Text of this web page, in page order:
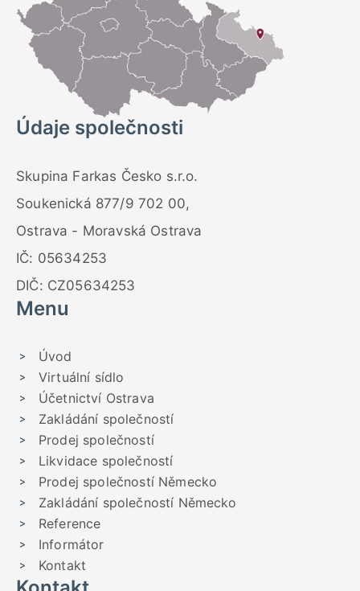
Údaje společnosti
Skupina Farkas Česko s.r.o.
Soukenická 877/9 702 00,
Ostrava - Moravská Ostrava
IČ: 05634253
DIČ: CZ05634253
Menu
Úvod
Virtuální sídlo
Účetnictví Ostrava
Zakládání společností
Prodej společností
Likvidace společností
Prodej společností Německo
Zakládání společností Německo
Reference
Informátor
Kontakt